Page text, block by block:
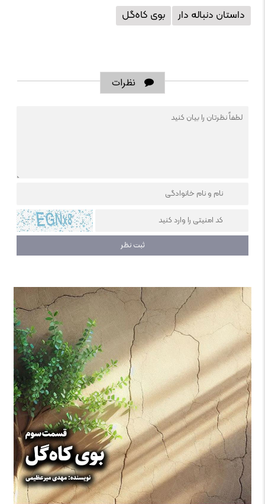
داستان دنباله دار بوی کاه‌گل
نظرات